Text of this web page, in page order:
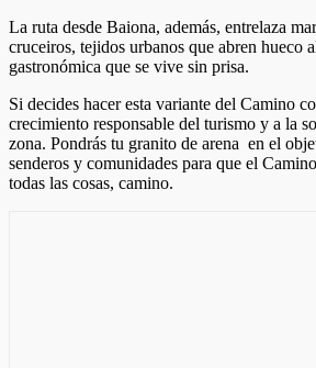
La ruta desde Baiona, además, entrelaza
cruceiros, tejidos urbanos que abren hueco
gastronómica que se vive sin prisa.
Si decides hacer esta variante del Camino
crecimiento responsable del turismo y a la
zona. Pondrás tu granito de arena en el
senderos y comunidades para que el
todas las cosas, camino.